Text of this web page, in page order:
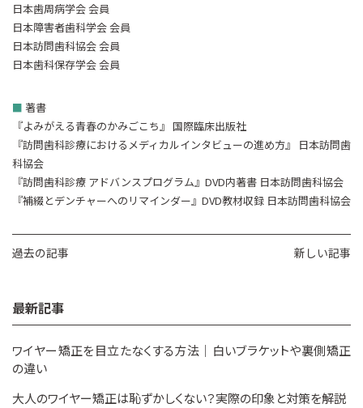
日本歯周病学会 会員
日本障害者歯科学会 会員
日本訪問歯科協会 会員
日本歯科保存学会 会員
■ 著書
『よみがえる青春のかみごこち』 国際臨床出版社
『訪問歯科診療におけるメディカルインタビューの進め方』 日本訪問歯
科協会
『訪問歯科診療 アドバンスプログラム』DVD内著書 日本訪問歯科協会
『補綴とデンチャーへのリマインダー』DVD教材収録 日本訪問歯科協会
新しい記事
過去の記事
最新記事
ワイヤー矯正を目立たなくする方法｜白いブラケットや裏側矯正
の違い
大人のワイヤー矯正は恥ずかしくない？実際の印象と対策を解説